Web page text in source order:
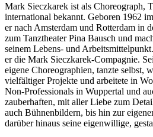
Mark Sieczkarek ist als Choreograph,
international bekannt. Geboren 1962
er nach Amsterdam und Rotterdam in
zum Tanztheater Pina Bausch und
seinem Lebens- und
er die Mark Sieczkarek-Compagnie.
eigene Choreographien, tanzte selbst,
vielfältiger Projekte und arbeitete in
Non-Professionals in Wuppertal und
zauberhaften, mit aller Liebe zum
auch Bühnenbildern, bis hin zur
darüber hinaus seine eigenwillige,